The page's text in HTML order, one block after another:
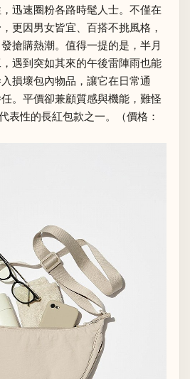
迅速圈粉各路時髦人士。不僅在
更因男女皆宜、百搭不挑風格，
搶購熱潮。值得一提的是，半月
遇到突如其來的午後雷陣雨也能
損壞包內物品，讓它在日常通
。平價卻兼顧質感與機能，難怪
表性的長紅包款之一。（價格：